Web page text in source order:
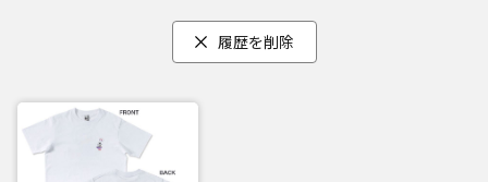
履歴を削除